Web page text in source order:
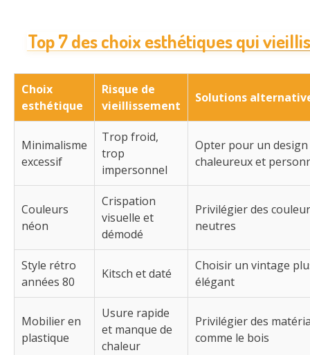
Top 7 des choix esthétiques qui
Choix
esthétique
Risque de
vieillissement
Solutions
Minimalisme
excessif
Trop froid,
trop
impersonnel
Opter pour un
chaleureux et
Couleurs
néon
Crispation
visuelle et
démodé
Privilégier des
neutres
Style rétro
années 80
Kitsch et daté
Choisir un vintage
élégant
Mobilier en
plastique
Usure rapide
et manque de
chaleur
Privilégier des
comme le bois